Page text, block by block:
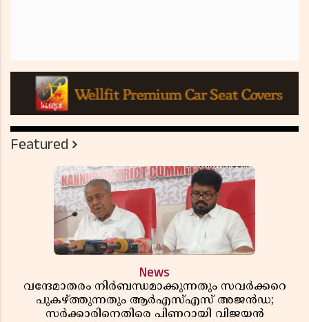
Featured
News
വന്ദേമാതരം നിർബന്ധമാക്കുന്നതും സവർക്കറെ
പുകഴ്ത്തുന്നതും ആർഎസ്എസ് അജൻഡ;
സർക്കാരിനെതിരെ പിണറായി വിജയൻ